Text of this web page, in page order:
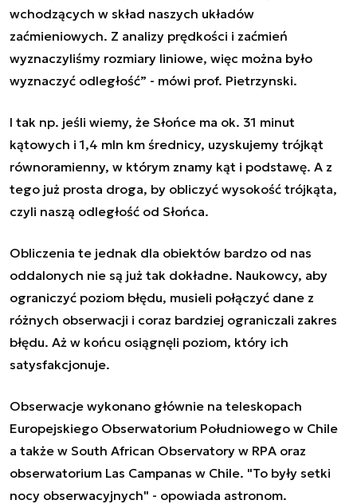
wchodzących w skład naszych układów
zaćmieniowych. Z analizy prędkości i zaćmień
wyznaczyliśmy rozmiary liniowe, więc można było
wyznaczyć odległość” - mówi prof. Pietrzynski.
I tak np. jeśli wiemy, że Słońce ma ok. 31 minut
kątowych i 1,4 mln km średnicy, uzyskujemy trójkąt
równoramienny, w którym znamy kąt i podstawę. A z
tego już prosta droga, by obliczyć wysokość trójkąta,
czyli naszą odległość od Słońca.
Obliczenia te jednak dla obiektów bardzo od nas
oddalonych nie są już tak dokładne. Naukowcy, aby
ograniczyć poziom błędu, musieli połączyć dane z
różnych obserwacji i coraz bardziej ograniczali zakres
błędu. Aż w końcu osiągnęli poziom, który ich
satysfakcjonuje.
Obserwacje wykonano głównie na teleskopach
Europejskiego Obserwatorium Południowego w Chile
a także w South African Observatory w RPA oraz
obserwatorium Las Campanas w Chile. "To były setki
nocy obserwacyjnych" - opowiada astronom.